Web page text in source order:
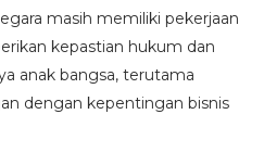
masih memiliki pekerjaan
kepastian hukum dan
anak bangsa, terutama
dengan kepentingan bisnis